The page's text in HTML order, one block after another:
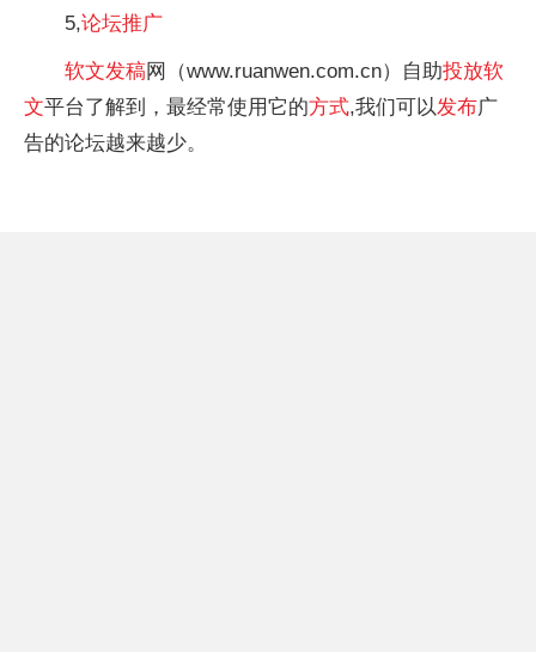
5,论坛推广
软文发稿网（www.ruanwen.com.cn）自助投放软
文平台了解到，最经常使用它的方式,我们可以发布广
告的论坛越来越少。